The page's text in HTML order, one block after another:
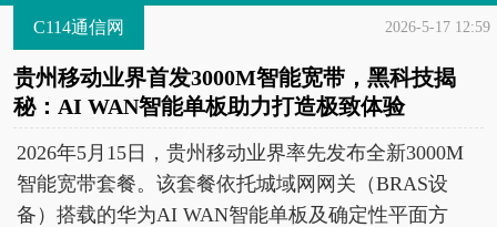
C114通信网 2026-5-17 12:59
贵州移动业界首发3000M智能宽带，黑科技揭
秘：AI WAN智能单板助力打造极致体验
2026年5月15日，贵州移动业界率先发布全新3000M
智能宽带套餐。该套餐依托城域网网关（BRAS设
备）搭载的华为AI WAN智能单板及确定性平面方